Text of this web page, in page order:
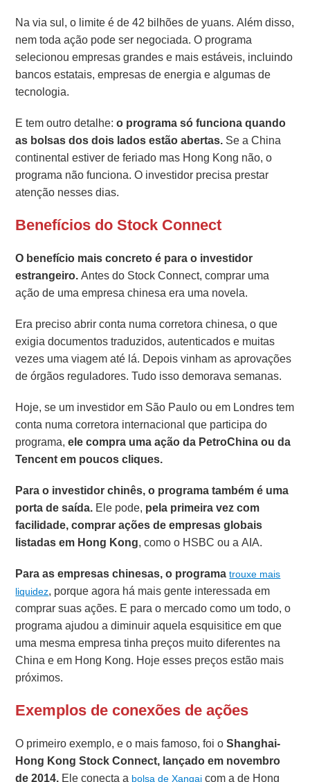
Na via sul, o limite é de 42 bilhões de yuans. Além disso,
nem toda ação pode ser negociada. O programa
selecionou empresas grandes e mais estáveis, incluindo
bancos estatais, empresas de energia e algumas de
tecnologia.
E tem outro detalhe:o programa só funciona quando
as bolsas dos dois lados estão abertas. Se a China
continental estiver de feriado mas Hong Kong não, o
programa não funciona. O investidor precisa prestar
atenção nesses dias.
Benefícios do Stock Connect
O benefício mais concreto é para o investidor
estrangeiro.Antes do Stock Connect, comprar uma
ação de uma empresa chinesa era uma novela.
Era preciso abrir conta numa corretora chinesa, o que
exigia documentos traduzidos, autenticados e muitas
vezes uma viagem até lá. Depois vinham as aprovações
de órgãos reguladores. Tudo isso demorava semanas.
Hoje, se um investidor em São Paulo ou em Londres tem
conta numa corretora internacional que participa do
programa,ele compra uma ação da PetroChina ou da
Tencent em poucos cliques.
Para o investidor chinês, o programa também é uma
porta de saída. Ele pode, pela primeira vez com
facilidade, comprar ações de empresas globais
listadas em Hong Kong, como o HSBC ou a AIA.
Para as empresas chinesas, o programatrouxe mais
liquidez, porque agora há mais gente interessada em
comprar suas ações. E para o mercado como um todo, o
programa ajudou a diminuir aquela esquisitice em que
uma mesma empresa tinha preços muito diferentes na
China e em Hong Kong. Hoje esses preços estão mais
próximos.
Exemplos de conexões de ações
O primeiro exemplo, e o mais famoso, foi oShanghai-
Hong Kong Stock Connect, lançado em novembro
de 2014. Ele conecta a bolsa de Xangai com a de Hong